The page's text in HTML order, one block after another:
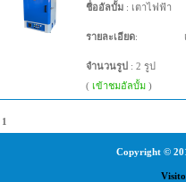
ชื่ออัลบั้ม : เตาไฟฟ้า
รายละเอียด:
จำนวนรูป : 2 รูป
( เข้าชมอัลบั้ม )
1
Copyright ©